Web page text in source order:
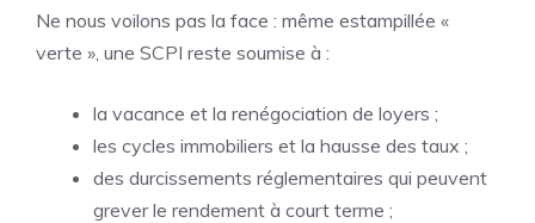
Ne nous voilons pas la face : même estampillée «
verte », une SCPI reste soumise à :
la vacance et la renégociation de loyers ;
les cycles immobiliers et la hausse des taux ;
des durcissements réglementaires qui peuvent
grever le rendement à court terme ;